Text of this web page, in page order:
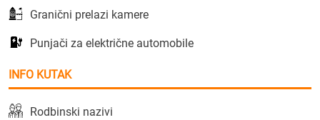
Granični prelazi kamere
Punjači za električne automobile
INFO KUTAK
Rodbinski nazivi